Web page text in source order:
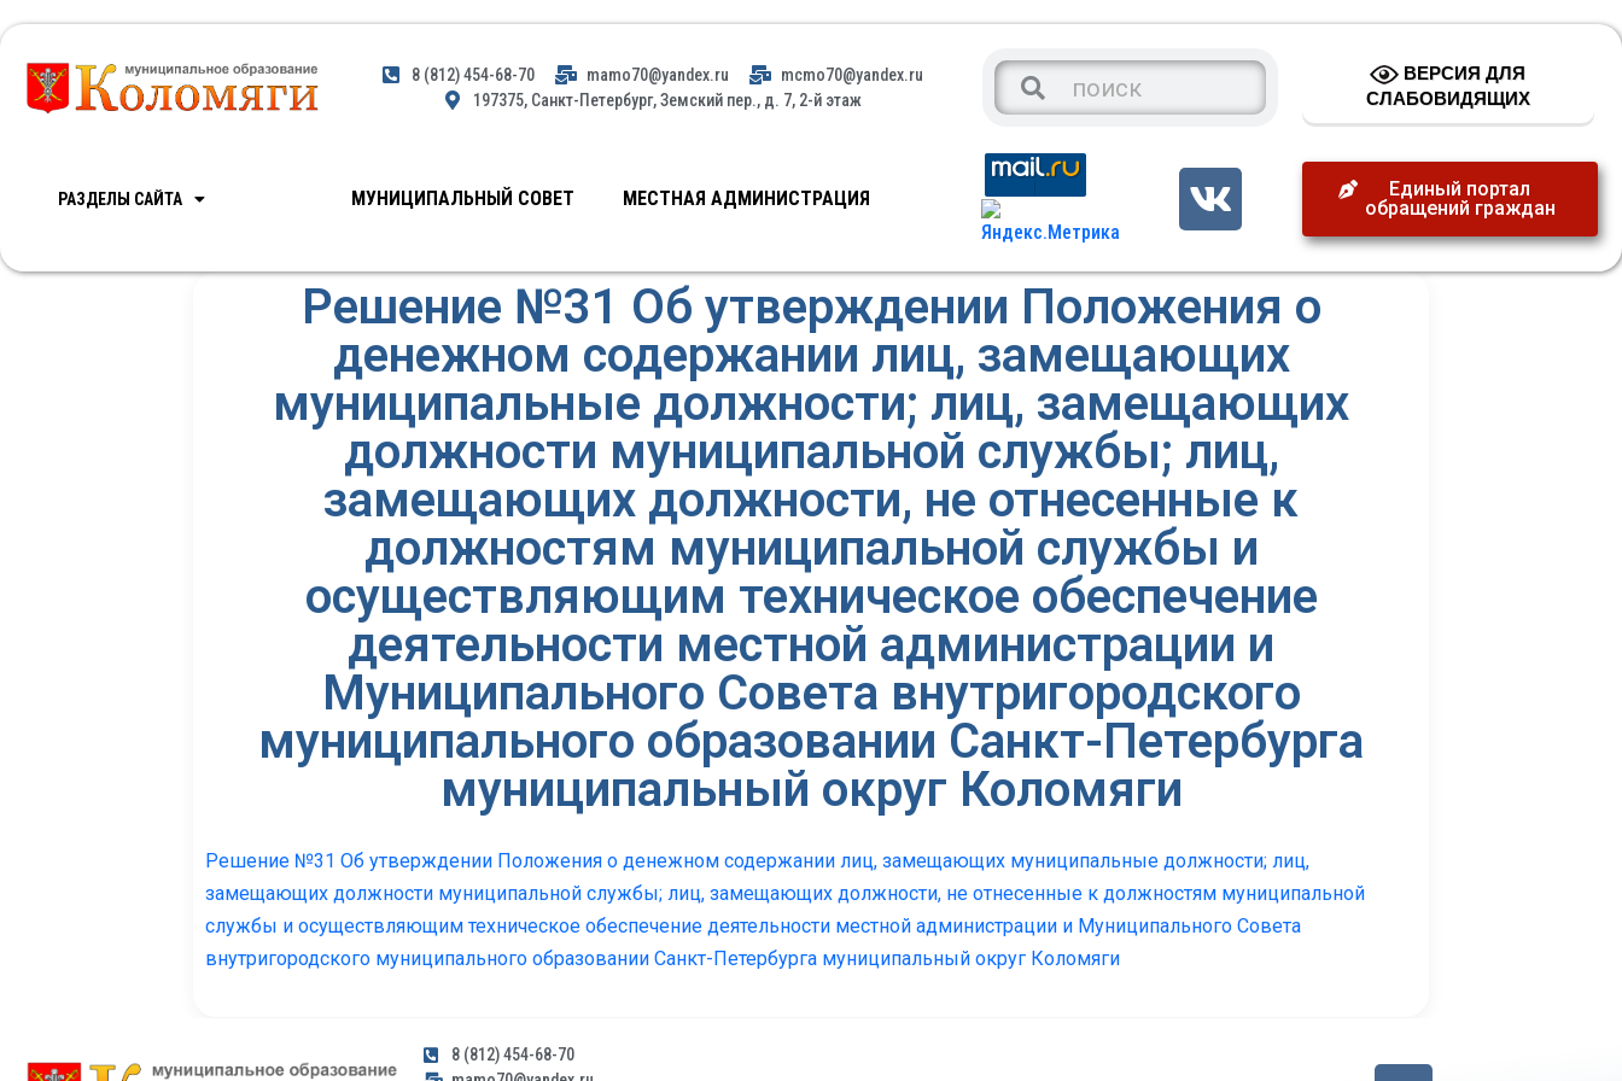
8 (812) 454-68-70 mamo70@yandex.ru
mcmo70@yandex.ru
197375, Санкт-Петербург, Земский пер., д. 7, 2-й этаж
ВЕРСИЯ ДЛЯ
СЛАБОВИДЯЩИХ
РАЗДЕЛЫ САЙТА МУНИЦИПАЛЬНЫЙ СОВЕТ МЕСТНАЯ АДМИНИСТРАЦИЯ
Единый портал
обращений граждан
Решение №31 Об утверждении Положения о
денежном содержании лиц, замещающих
муниципальные должности; лиц, замещающих
должности муниципальной службы; лиц,
замещающих должности, не отнесенные к
должностям муниципальной службы и
осуществляющим техническое обеспечение
деятельности местной администрации и
Муниципального Совета внутригородского
муниципального образовании Санкт-Петербурга
муниципальный округ Коломяги
Решение №31 Об утверждении Положения о денежном содержании лиц, замещающих муниципальные должности; лиц,
замещающих должности муниципальной службы; лиц, замещающих должности, не отнесенные к должностям муниципальной
службы и осуществляющим техническое обеспечение деятельности местной администрации и Муниципального Совета
внутригородского муниципального образовании Санкт-Петербурга муниципальный округ Коломяги
8 (812) 454-68-70